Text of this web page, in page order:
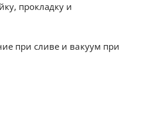
прокладку и
при сливе и вакуум при